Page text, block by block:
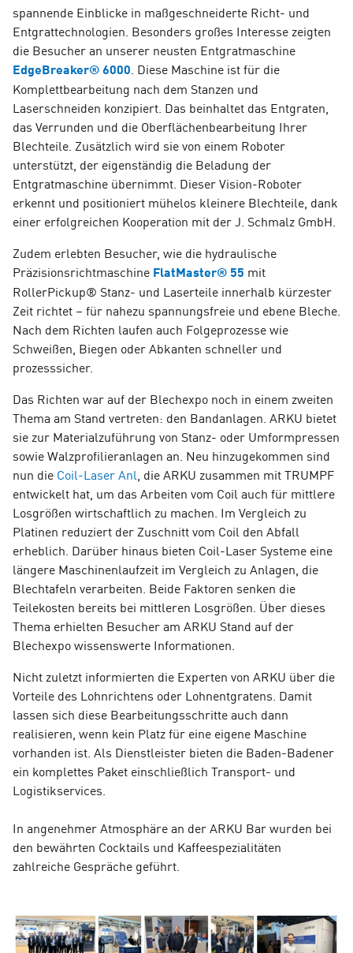
spannende Einblicke in maßgeschneiderte Richt- und
Entgrattechnologien. Besonders großes Interesse zeigten
die Besucher an unserer neusten Entgratmaschine
EdgeBreaker® 6000 . Diese Maschine ist für die
Komplettbearbeitung nach dem Stanzen und
Laserschneiden konzipiert. Das beinhaltet das Entgraten,
das Verrunden und die Oberflächenbearbeitung Ihrer
Blechteile. Zusätzlich wird sie von einem Roboter
unterstützt, der eigenständig die Beladung der
Entgratmaschine übernimmt. Dieser Vision-Roboter
erkennt und positioniert mühelos kleinere Blechteile, dank
einer erfolgreichen Kooperation mit der J. Schmalz GmbH.
Zudem erlebten Besucher, wie die hydraulische
Präzisionsrichtmaschine FlatMaster® 55 mit
RollerPickup® Stanz- und Laserteile innerhalb kürzester
Zeit richtet – für nahezu spannungsfreie und ebene Bleche.
Nach dem Richten laufen auch Folgeprozesse wie
Schweißen, Biegen oder Abkanten schneller und
prozesssicher.
Das Richten war auf der Blechexpo noch in einem zweiten
Thema am Stand vertreten: den Bandanlagen. ARKU bietet
sie zur Materialzuführung von Stanz- oder Umformpressen
sowie Walzprofilieranlagen an. Neu hinzugekommen sind
nun die Coil-Laser Anl , die ARKU zusammen mit TRUMPF
entwickelt hat, um das Arbeiten vom Coil auch für mittlere
Losgrößen wirtschaftlich zu machen. Im Vergleich zu
Platinen reduziert der Zuschnitt vom Coil den Abfall
erheblich. Darüber hinaus bieten Coil-Laser Systeme eine
längere Maschinenlaufzeit im Vergleich zu Anlagen, die
Blechtafeln verarbeiten. Beide Faktoren senken die
Teilekosten bereits bei mittleren Losgrößen. Über dieses
Thema erhielten Besucher am ARKU Stand auf der
Blechexpo wissenswerte Informationen.
Nicht zuletzt informierten die Experten von ARKU über die
Vorteile des Lohnrichtens oder Lohnentgratens. Damit
lassen sich diese Bearbeitungsschritte auch dann
realisieren, wenn kein Platz für eine eigene Maschine
vorhanden ist. Als Dienstleister bieten die Baden-Badener
ein komplettes Paket einschließlich Transport- und
Logistikservices.
In angenehmer Atmosphäre an der ARKU Bar wurden bei
den bewährten Cocktails und Kaffeespezialitäten
zahlreiche Gespräche geführt.